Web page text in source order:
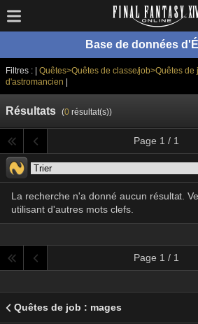
Base de données
Filtres : | Quêtes>Quêtes de classe/job>Quêtes de
d'astromancien
Résultats (0résultat(s))
Page 1 / 1
La recherche n'a donné aucun résultat.
utilisant d'autres mots clefs.
Page 1 / 1
Quêtes de job : mages